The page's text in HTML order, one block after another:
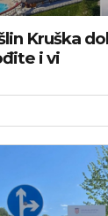
Kruška
i vi